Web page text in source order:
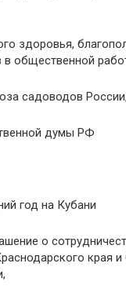
здоровья,
в общественной
садоводов России,
думы РФ
год на Кубани
о
края